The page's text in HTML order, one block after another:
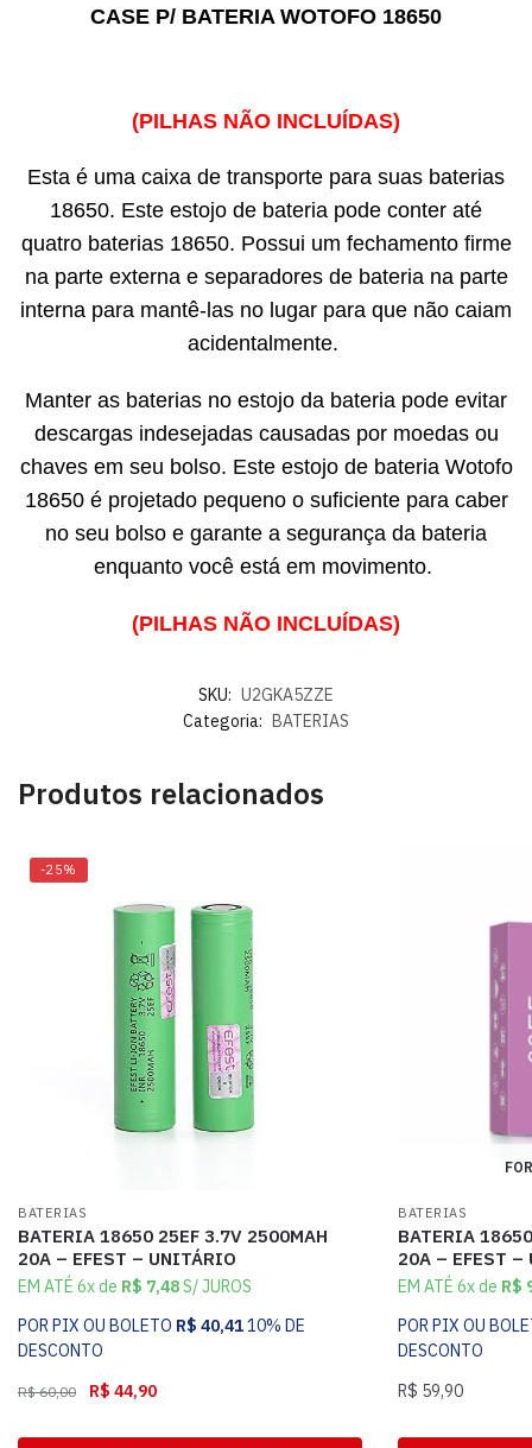
CASE P/ BATERIA WOTOFO 18650
(PILHAS NÃO INCLUÍDAS)
Esta é uma caixa de transporte para suas baterias
18650. Este estojo de bateria pode conter até
quatro baterias 18650. Possui um fechamento firme
na parte externa e separadores de bateria na parte
interna para mantê-las no lugar para que não caiam
acidentalmente.
Manter as baterias no estojo da bateria pode evitar
descargas indesejadas causadas por moedas ou
chaves em seu bolso. Este estojo de bateria Wotofo
18650 é projetado pequeno o suficiente para caber
no seu bolso e garante a segurança da bateria
enquanto você está em movimento.
(PILHAS NÃO INCLUÍDAS)
SKU: U2GKA5ZZE
Categoria: BATERIAS
Produtos relacionados
-25%
BATERIAS
BATERIA 18650 25EF 3.7V 2500MAH
20A – EFEST – UNITÁRIO
EM ATÉ 6x de R$ 7,48S/ JUROS
POR PIX OU BOLETO R$ 40,4110% DE
DESCONTO
R$60,00 R$ 44,90
BATERIAS
BATERIA
20A – EFEST –
EM ATÉ 6x de R$
POR PIX OU
DESCONTO
R$ 59,90